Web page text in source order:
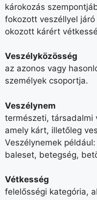
károkozás
fokozott veszéllyel
okozott kárért
Veszélyközösség
az azonos vagy
személyek csoportja.
Veszélynem
természeti, társadalmi
amely kárt, illetőleg
Veszélynemek
baleset, betegség,
Vétkesség
felelősségi kategória,